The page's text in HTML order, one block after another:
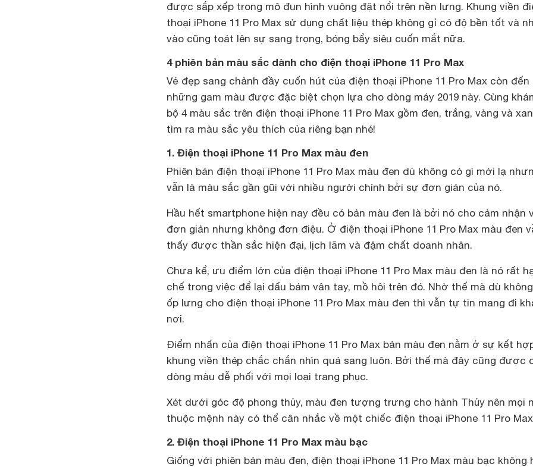
được sắp xếp trong mô đun hình vuông đặt nổi trên nền lưng. Khung viền
thoại iPhone 11 Pro Max sử dụng chất liệu thép không gỉ có độ bền tốt và
vào cũng toát lên sự sang trọng, bóng bẩy siêu cuốn mắt nữa.
4 phiên bản màu sắc dành cho điện thoại iPhone 11 Pro Max
Vẻ đẹp sang chảnh đầy cuốn hút của điện thoại iPhone 11 Pro Max còn
những gam màu được đặc biệt chọn lựa cho dòng máy 2019 này. Cùng
bộ 4 màu sắc trên điện thoại iPhone 11 Pro Max gồm đen, trắng, vàng và
tìm ra màu sắc yêu thích của riêng bạn nhé!
1. Điện thoại iPhone 11 Pro Max màu đen
Phiên bản điện thoại iPhone 11 Pro Max màu đen dù không có gì mới lạ
vẫn là màu sắc gần gũi với nhiều người chính bởi sự đơn giản của nó.
Hầu hết smartphone hiện nay đều có bản màu đen là bởi nó cho cảm nhận
đơn giản nhưng không đơn điệu. Ở điện thoại iPhone 11 Pro Max màu đen
thấy được thần sắc hiện đại, lịch lãm và đậm chất doanh nhân.
Chưa kể, ưu điểm lớn của điện thoại iPhone 11 Pro Max màu đen là nó rất
chế trong việc để lại dấu bám vân tay, mồ hôi trên đó. Nhờ thế mà dù
ốp lưng cho điện thoại iPhone 11 Pro Max màu đen thì vẫn tự tin mang đi
nơi.
Điểm nhấn của điện thoại iPhone 11 Pro Max bản màu đen nằm ở sự kết
khung viền thép chắc chắn nhìn quá sang luôn. Bởi thế mà đây cũng được
dòng màu dễ phối với mọi loại trang phục.
Xét dưới góc độ phong thủy, màu đen tượng trưng cho hành Thủy nên mọi
thuộc mệnh này có thể cân nhắc về một chiếc điện thoại iPhone 11 Pro
2. Điện thoại iPhone 11 Pro Max màu bạc
Giống với phiên bản màu đen, điện thoại iPhone 11 Pro Max màu bạc không